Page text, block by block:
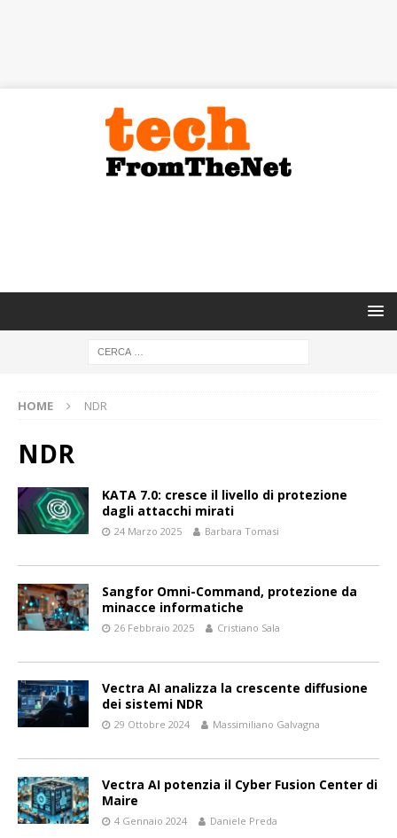
HOME NDR
NDR
KATA 7.0: cresce il livello di protezione
dagli attacchi mirati
24 Marzo 2025 Barbara Tomasi
Sangfor Omni-Command, protezione da
minacce informatiche
26 Febbraio 2025 Cristiano Sala
Vectra AI analizza la crescente diffusione
dei sistemi NDR
29 Ottobre 2024 Massimiliano Galvagna
Vectra AI potenzia il Cyber Fusion Center di
Maire
4 Gennaio 2024 Daniele Preda